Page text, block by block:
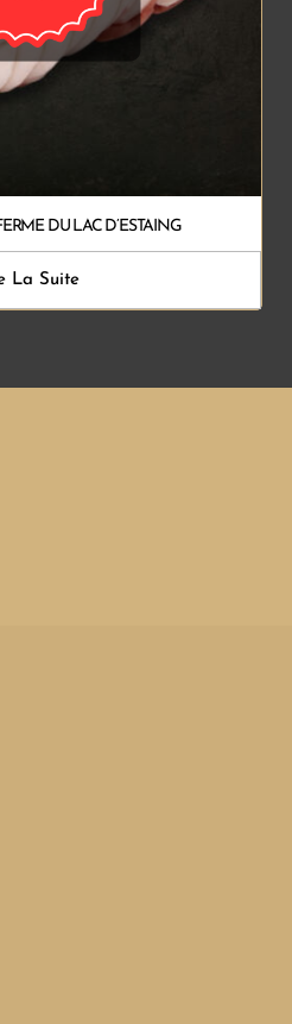
DU LAC D’ESTAING
La Suite